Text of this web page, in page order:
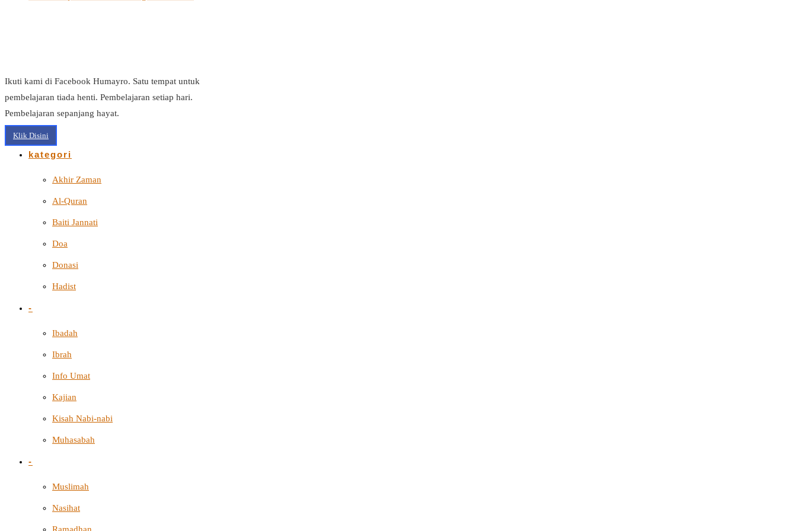
Ikuti kami di Facebook Humayro. Satu tempat untuk
pembelajaran tiada henti. Pembelajaran setiap hari.
Pembelajaran sepanjang hayat.
Klik Disini
kategori
Akhir Zaman
Al-Quran
Baiti Jannati
Doa
Donasi
Hadist
-
Ibadah
Ibrah
Info Umat
Kajian
Kisah Nabi-nabi
Muhasabah
-
Muslimah
Nasihat
Ramadhan